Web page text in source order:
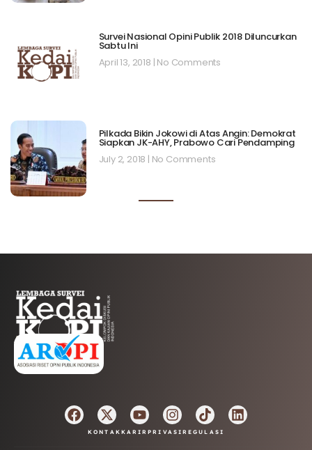
Survei Nasional Opini Publik 2018 Diluncurkan
Sabtu Ini
April 13, 2018 No Comments
Pilkada Bikin Jokowi di Atas Angin: Demokrat
Siapkan JK-AHY, Prabowo Cari Pendamping
July 2, 2018 No Comments
AFILIASI
KONTAK KARIRPRIVASI REGULASI